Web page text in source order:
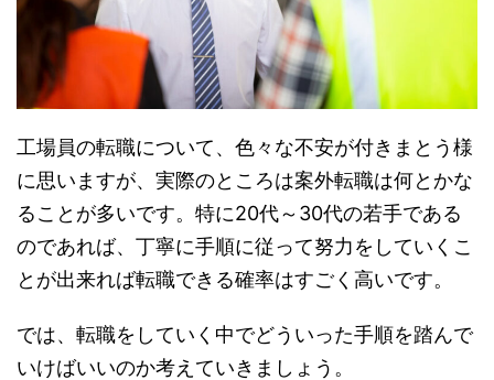
工場員の転職について、色々な不安が付きまとう様
に思いますが、実際のところは案外転職は何とかな
ることが多いです。特に20代～30代の若手である
のであれば、丁寧に手順に従って努力をしていくこ
とが出来れば転職できる確率はすごく高いです。
では、転職をしていく中でどういった手順を踏んで
いけばいいのか考えていきましょう。